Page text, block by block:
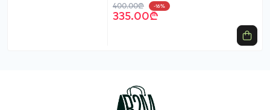
400.00₾ -16%
335.00₾